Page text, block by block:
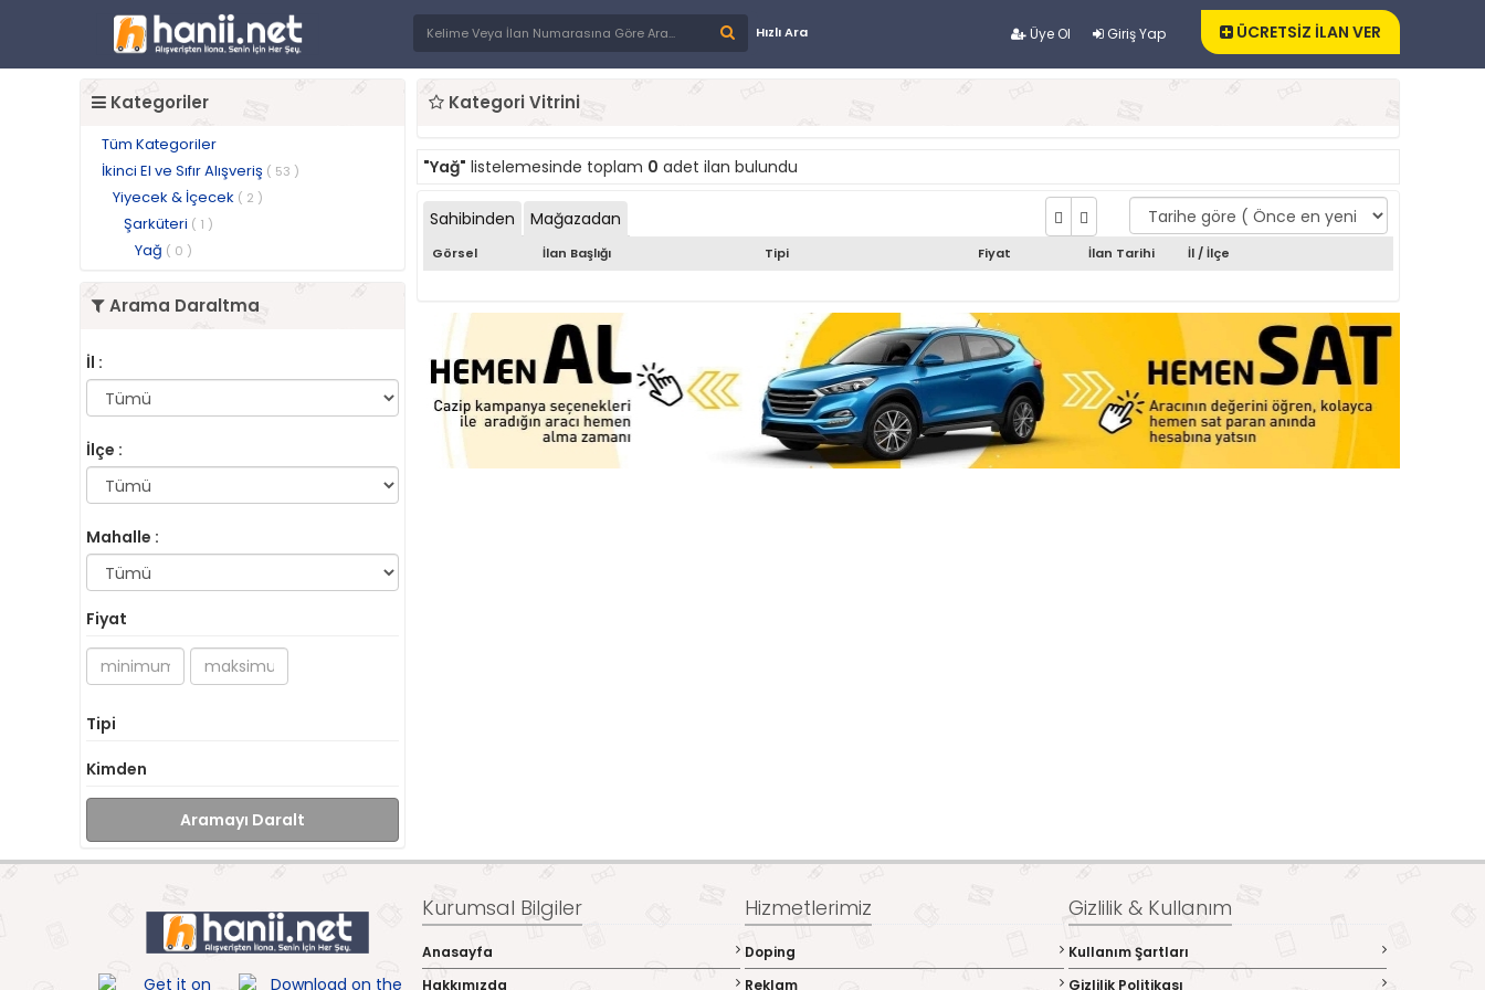
Üye Ol Giriş Yap
Hızlı Ara ÜCRETSİZ İLAN VER
Kategoriler
Tüm Kategoriler
İkinci El ve Sıfır Alışveriş ( 53 )
Yiyecek & İçecek ( 2 )
Şarküteri ( 1 )
Yağ ( 0 )
Arama Daraltma
İl :
İlçe :
Mahalle :
Fiyat
Tipi
Kimden
Aramayı Daralt
Kategori Vitrini
"Yağ" listelemesinde toplam 0 adet ilan bulundu
Sahibinden Mağazadan
Görsel İlan Başlığı Tipi Fiyat İlan Tarihi İl / İlçe
Kurumsal Bilgiler
Anasayfa
Hakkımızda
Hizmetlerimiz
Doping
Reklam
Gizlilik & Kullanım
Kullanım Şartları
Gizlilik Politikası